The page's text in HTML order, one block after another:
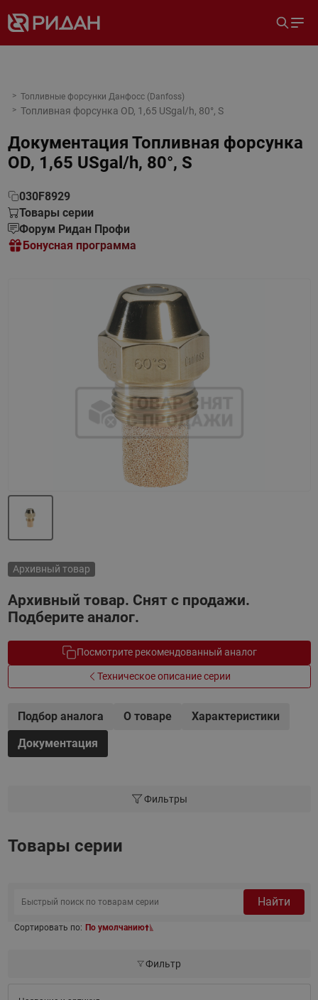
Топливные форсунки Данфосс (Danfoss)
Топливная форсунка OD, 1,65 USgal/h, 80°, S
Документация Топливная форсунка
OD, 1,65 USgal/h, 80°, S
030F8929
Товары серии
Форум Ридан Профи
Бонусная программа
Архивный товар
Архивный товар. Снят с продажи.
Подберите аналог.
Посмотрите рекомендованный аналог
Техническое описание серии
Подбор аналога О товаре
Характеристики
Документация
Фильтры
Товары серии
Найти
Сортировать по: По умолчанию
Фильтр